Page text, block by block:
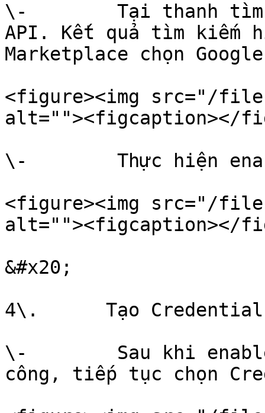
\-        Tại thanh tìm
API. Kết quả tìm kiếm
Marketplace chọn
<figure><img src="/files/
alt=""><figcaption></
\-        Thực hiện
<figure><img src="/files/
alt=""><figcaption></
&#x20;
4\.      Tạo
\-        Sau khi enable
công, tiếp tục chọn